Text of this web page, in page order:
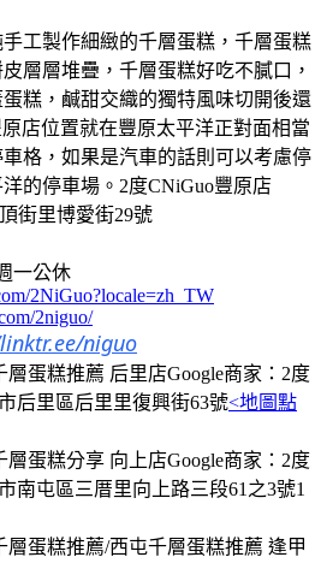
工製作細緻的千層蛋糕，千層蛋糕
層層堆疊，千層蛋糕好吃不膩口，
糕，鹹甜交織的獨特風味切開後還
店位置就在豐原太平洋正對面相當
格，如果是汽車的話則可以考慮停
的停車場。2度CNiGuo豐原店
街里博愛街29號
一公休
2NiGuo?locale=zh_TW
2niguo/
niguo
蛋糕推薦 后里店Google商家：2度
后里區后里里復興街63號<地圖點
蛋糕分享 向上店Google商家：2度
南屯區三厝里向上路三段61之3號1
蛋糕推薦/西屯千層蛋糕推薦 逢甲